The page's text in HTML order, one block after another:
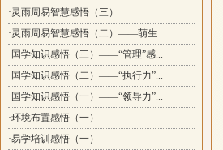
·灵雨周易智慧感悟（三）
·灵雨周易智慧感悟（二）——萌生
·国学知识感悟（三）——“管理”感...
·国学知识感悟（二）——“执行力”...
·国学知识感悟（一）——“领导力”...
·环境布置感悟（一）
·易学培训感悟（一）